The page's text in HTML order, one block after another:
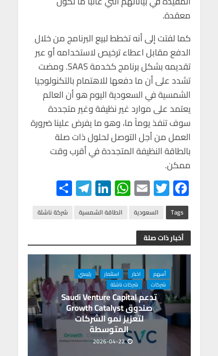
معقدة.
كما لفتت إلى أنه تخطط لبيع البرنامج من خلال
الدفع مقابل اعطاء ترخيص لاستخدامه أو عبر
تقديمه بشكل برنامج كخدمة SAAS. ومضت
تشدد على أن ما دفعها للاهتمام بالتكنولوجيا
الشمسية في السعودية اليوم هو أن العالم
يعتمد على موارد غير نظيفة وغير متجددة
سوف تنفذ يوماً ما، وهو ما يفرض علينا ضرورة
العمل من أجل التوصل لحلول ذات صلة
بالطاقة النظيفة المتجددة في أقرب وقت
ممكن.
F
ac
e
b
o
o
k
T
wi
tt
er
E
m
ail
W
h
at
A
p
p
Li
n
ke
n
Te
le
gr
m
h
ar Tags السعودية الطاقة الشمسية شركة ناشئة
أخبار ذات صلة
أسهم اخبار استثمار
رئيسي
شركات
شركات ناشئة
تدعم Saudi Venture Capital
صندوق Growth Catalyst
لتعزيز نمو الشركات
المتوسطة
2026-04-22